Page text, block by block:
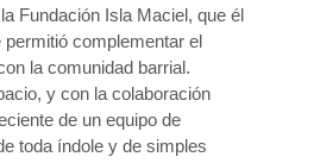
Fundación Isla Maciel, que él
permitió complementar el
la comunidad barrial.
y con la colaboración
de un equipo de
toda índole y de simples